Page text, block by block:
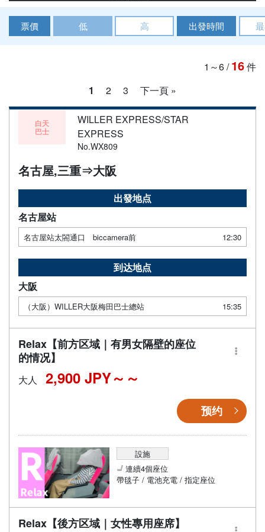
票價 低 高 出發時間
1～6/16件
1
2 3 下一頁 »
白天
巴士
WILLER EXPRESS/STAR
EXPRESS
No.WX809
名古屋,三重⇒大阪
出發地点
名古屋站
名古屋站太閤通口 biccamera前 12:30
到达地点
大阪
（大阪）WILLER大阪梅田巴士總站 15:35
Relax【前方区域｜有男女隔壁的座位
的情况】
大人 2,900 JPY～
预约
設施
連續4個座位
帶毯子 / 電池充電 / 指定座位
Relax【後方区域｜女性專用座席】